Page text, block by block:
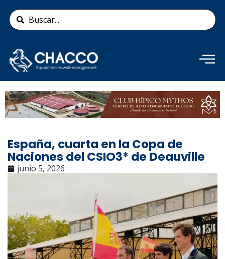
contenido
Search
...
Añade aquí tu texto de
cabecera
España, cuarta en la Copa de
Naciones del CSIO3* de Deauville
junio 5, 2026